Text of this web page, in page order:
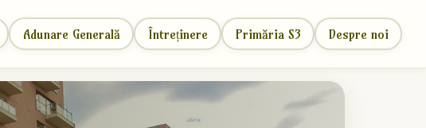
Adunare Generală Întreținere Primăria S3 Despre noi